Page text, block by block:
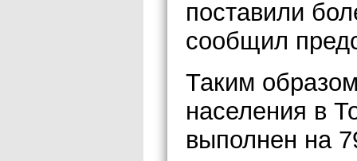
поставили
сообщил
Таким
населения в
выполнен на